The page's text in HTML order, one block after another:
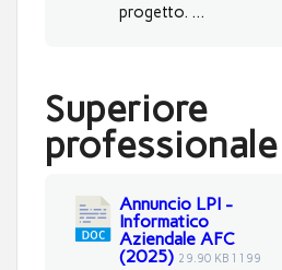
progetto. ...
Superiore
professionale
Annuncio LPI -
Informatico
Aziendale AFC
(2025) 29.90 KB 1199